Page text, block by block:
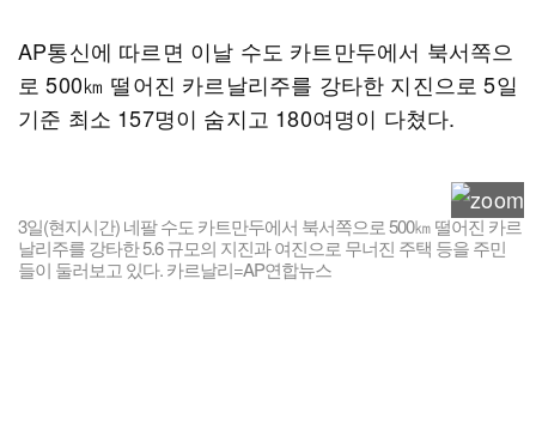
AP통신에 따르면 이날 수도 카트만두에서 북서쪽으
로 500㎞ 떨어진 카르날리주를 강타한 지진으로 5일
기준 최소 157명이 숨지고 180여명이 다쳤다.
3일(현지시간) 네팔 수도 카트만두에서 북서쪽으로 500㎞ 떨어진 카르
날리주를 강타한 5.6 규모의 지진과 여진으로 무너진 주택 등을 주민
들이 둘러보고 있다. 카르날리=AP연합뉴스